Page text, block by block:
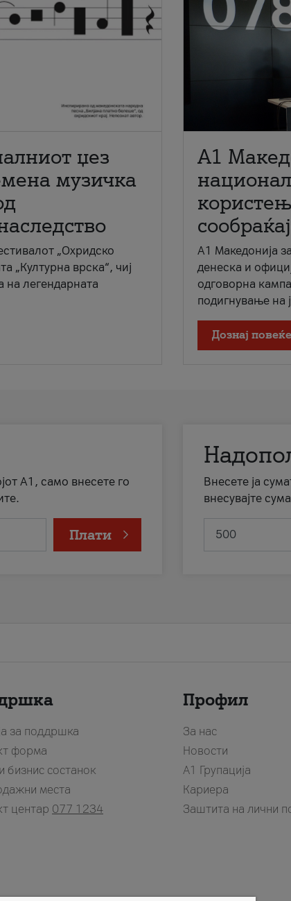
џез
музичка
„Охридско
„Културна врска“, чиј
на легендарната
A1
A1 Македонија
денеска и
одговорна
подигнување на
Дознај повеќе
А1, само внесете го
Плати
Внесете ја
внесувајте
за поддршка
форма
бизнис состанок
места
центар 077 1234
Профил
За нас
Новости
А1 Групација
Кариера
Заштита на лични